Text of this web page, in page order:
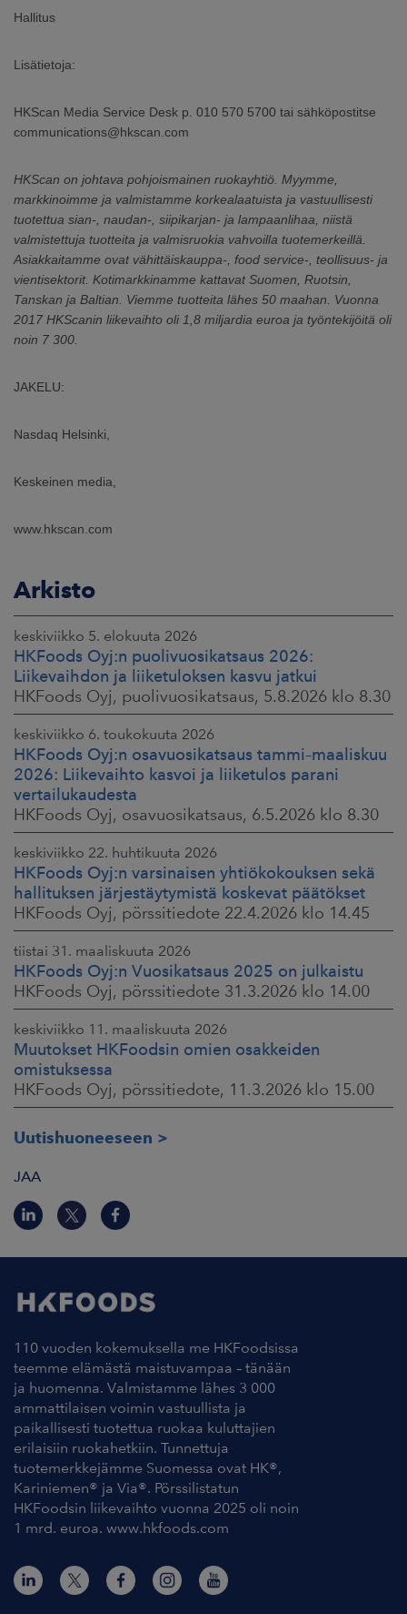
Hallitus
Lisätietoja:
HKScan Media Service Desk p. 010 570 5700 tai sähköpostitse
communications@hkscan.com
HKScan on johtava pohjoismainen ruokayhtiö. Myymme,
markkinoimme ja valmistamme korkealaatuista ja vastuullisesti
tuotettua sian-, naudan-, siipikarjan- ja lampaanlihaa, niistä
valmistettuja tuotteita ja valmisruokia vahvoilla tuotemerkeillä.
Asiakkaitamme ovat vähittäiskauppa-, food service-, teollisuus- ja
vientisektorit. Kotimarkkinamme kattavat Suomen, Ruotsin,
Tanskan ja Baltian. Viemme tuotteita lähes 50 maahan. Vuonna
2017 HKScanin liikevaihto oli 1,8 miljardia euroa ja työntekijöitä oli
noin 7 300.
JAKELU:
Nasdaq Helsinki,
Keskeinen media,
www.hkscan.com
Arkisto
keskiviikko 5. elokuuta 2026
HKFoods Oyj:n puolivuosikatsaus 2026:
Liikevaihdon ja liiketuloksen kasvu jatkui
HKFoods Oyj, puolivuosikatsaus, 5.8.2026 klo 8.30
keskiviikko 6. toukokuuta 2026
HKFoods Oyj:n osavuosikatsaus tammi–maaliskuu
2026: Liikevaihto kasvoi ja liiketulos parani
vertailukaudesta
HKFoods Oyj, osavuosikatsaus, 6.5.2026 klo 8.30
keskiviikko 22. huhtikuuta 2026
HKFoods Oyj:n varsinaisen yhtiökokouksen sekä
hallituksen järjestäytymistä koskevat päätökset
HKFoods Oyj, pörssitiedote 22.4.2026 klo 14.45
tiistai 31. maaliskuuta 2026
HKFoods Oyj:n Vuosikatsaus 2025 on julkaistu
HKFoods Oyj, pörssitiedote 31.3.2026 klo 14.00
keskiviikko 11. maaliskuuta 2026
Muutokset HKFoodsin omien osakkeiden
omistuksessa
HKFoods Oyj, pörssitiedote, 11.3.2026 klo 15.00
Uutishuoneeseen
JAA
110 vuoden kokemuksella me HKFoodsissa
teemme elämästä maistuvampaa – tänään
ja huomenna. Valmistamme lähes 3 000
ammattilaisen voimin vastuullista ja
paikallisesti tuotettua ruokaa kuluttajien
erilaisiin ruokahetkiin. Tunnettuja
tuotemerkkejämme Suomessa ovat HK®,
Kariniemen® ja Via®. Pörssilistatun
HKFoodsin liikevaihto vuonna 2025 oli noin
1 mrd. euroa. www.hkfoods.com